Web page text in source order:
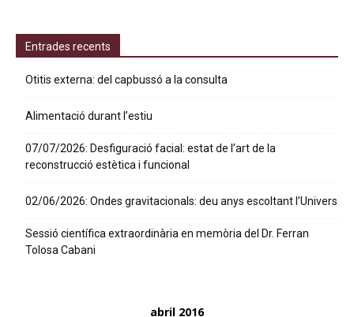
Entrades recents
Otitis externa: del capbussó a la consulta
Alimentació durant l’estiu
07/07/2026: Desfiguració facial: estat de l’art de la
reconstrucció estètica i funcional
02/06/2026: Ondes gravitacionals: deu anys escoltant l’Univers
Sessió científica extraordinària en memòria del Dr. Ferran
Tolosa Cabani
abril 2016